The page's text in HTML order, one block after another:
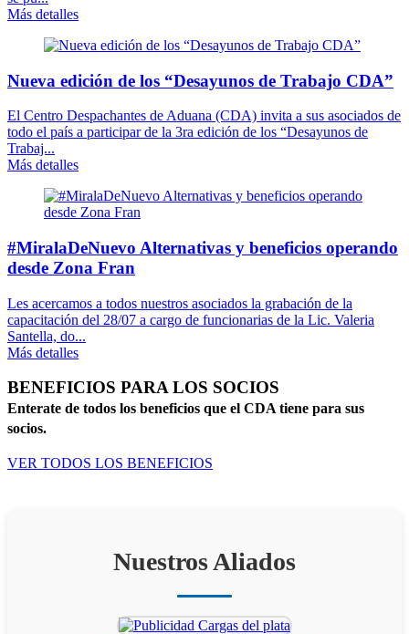
Más detalles
Nueva edición de los “Desayunos de Trabajo CDA”
El Centro Despachantes de Aduana (CDA) invita a sus asociados de
todo el país a participar de la 3ra edición de los “Desayunos de
Trabaj...
Más detalles
#MiralaDeNuevo Alternativas y beneficios operando
desde Zona Fran
Les acercamos a todos nuestros asociados la grabación de la
capacitación del 28/07 a cargo de funcionarias de la Lic. Valeria
Santella, do...
Más detalles
BENEFICIOS PARA LOS SOCIOS
Enterate de todos los beneficios que el CDA tiene para sus
socios.
VER TODOS LOS BENEFICIOS
Nuestros Aliados